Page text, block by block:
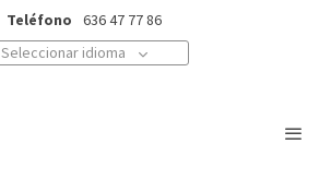
Teléfono
636 47 77 86
Seleccionar idioma